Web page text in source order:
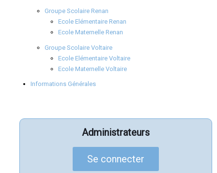
Groupe Scolaire Renan
Ecole Elémentaire Renan
Ecole Maternelle Renan
Groupe Scolaire Voltaire
Ecole Elémentaire Voltaire
Ecole Maternelle Voltaire
Informations Générales
Administrateurs
Se connecter